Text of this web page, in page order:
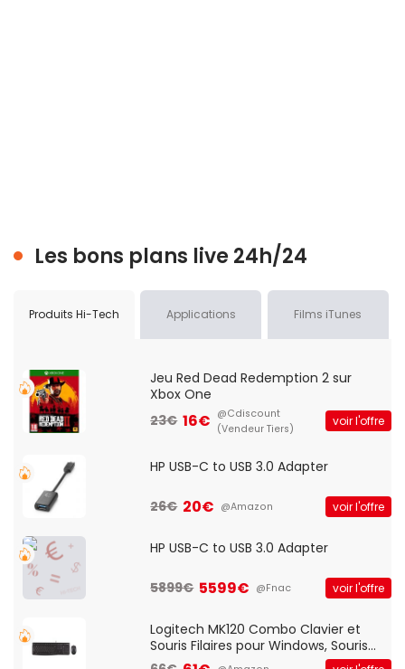
Les bons plans live 24h/24
Produits Hi-Tech Applications Films iTunes
Jeu Red Dead Redemption 2 sur
Xbox One
23€ 16€ @Cdiscount
(Vendeur Tiers)
voir l'offre
HP USB-C to USB 3.0 Adapter
26€ 20€ @Amazon voir l'offre
HP USB-C to USB 3.0 Adapter
5899€ 5599€ @Fnac voir l'offre
Logitech MK120 Combo Clavier et
Souris Filaires pour Windows, Souris
Optique Filaire, Connexion USB Plug